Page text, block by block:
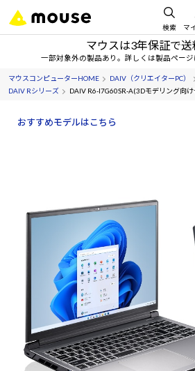
検索 マ
マウスは3年保証で送
一部対象外の製品あり。詳しくは製品ページ
マウスコンピューターHOME DAIV（クリエイターPC）
DAIV Rシリーズ
DAIV R6-I7G60SR-A(3Dモデリング向け
おすすめモデルはこちら